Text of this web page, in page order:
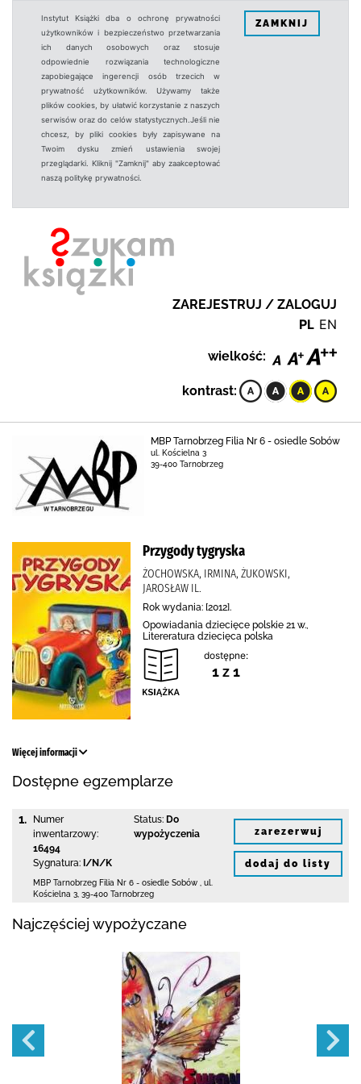
Instytut Książki dba o ochronę prywatności
użytkowników i bezpieczeństwo przetwarzania
ich danych osobowych oraz stosuje
odpowiednie rozwiązania technologiczne
zapobiegające ingerencji osób trzecich w
prywatność użytkowników. Używamy także
plików cookies, by ułatwić korzystanie z naszych
serwisów oraz do celów statystycznych.Jeśli nie
chcesz, by pliki cookies były zapisywane na
Twoim dysku zmień ustawienia swojej
przeglądarki. Kliknij "Zamknij" aby zaakceptować
naszą politykę prywatności.
ZAMKNIJ
ZAREJESTRUJ / ZALOGUJ
PL EN
wielkość:
kontrast:
MBP Tarnobrzeg Filia Nr 6 - osiedle Sobów
ul. Kościelna 3
39-400 Tarnobrzeg
Przygody tygryska
ŻOCHOWSKA, IRMINA, ŻUKOWSKI,
JAROSŁAW IL.
Rok wydania: [2012].
Opowiadania dziecięce polskie 21 w.,
Litereratura dziecięca polska
dostępne:
1 z 1
Więcej informacji
Dostępne egzemplarze
1.
Numer
inwentarzowy:
16494
Sygnatura: I/N/K
Status: Do
wypożyczenia
MBP Tarnobrzeg Filia Nr 6 - osiedle Sobów
ul.
Kościelna 3 39-400 Tarnobrzeg
zarezerwuj
dodaj do listy
Najczęściej wypożyczane